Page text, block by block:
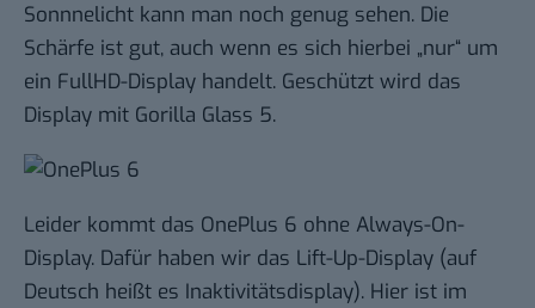
Sonnnelicht kann man noch genug sehen. Die
Schärfe ist gut, auch wenn es sich hierbei „nur“ um
ein FullHD-Display handelt. Geschützt wird das
Display mit Gorilla Glass 5.
Leider kommt das OnePlus 6 ohne Always-On-
Display. Dafür haben wir das Lift-Up-Display (auf
Deutsch heißt es Inaktivitätsdisplay). Hier ist im